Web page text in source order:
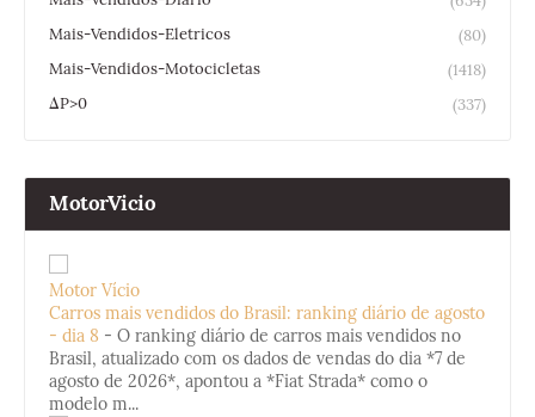
Mais-Vendidos-Eletricos
(80)
Mais-Vendidos-Motocicletas
(1418)
ΔP>0
(337)
MotorVicio
Motor Vício
Carros mais vendidos do Brasil: ranking diário de agosto
- dia 8 - O ranking diário de carros mais vendidos no
Brasil, atualizado com os dados de vendas do dia *7 de
agosto de 2026*, apontou a *Fiat Strada* como o
modelo m...